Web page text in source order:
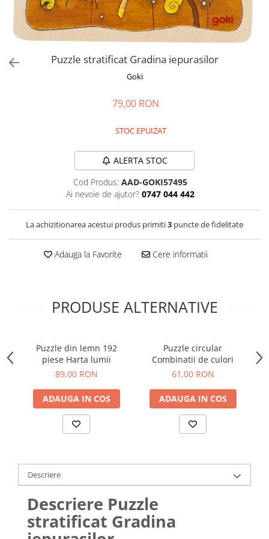
Decoratiuni
Jucarii educative
Figurine jucarii mici
Jucarii electronicePuzzle stratificat Gradina iepurasilor
Goki
79,00 RON
STOC EPUIZAT
ALERTA STOC
Cod Produs: AAD-GOKI57495
Ai nevoie de ajutor? 0747 044 442
La achizitionarea acestui produs primiti3 puncte de fidelitate
Adauga la Favorite Cere informatii
PRODUSE ALTERNATIVE
Puzzle din lemn 192
piese Harta lumii
89,00 RON
ADAUGA IN COS
Puzzle circular
Combinatii de culori
61,00 RON
ADAUGA IN COS
Descriere
Descriere Puzzle
stratificat Gradina